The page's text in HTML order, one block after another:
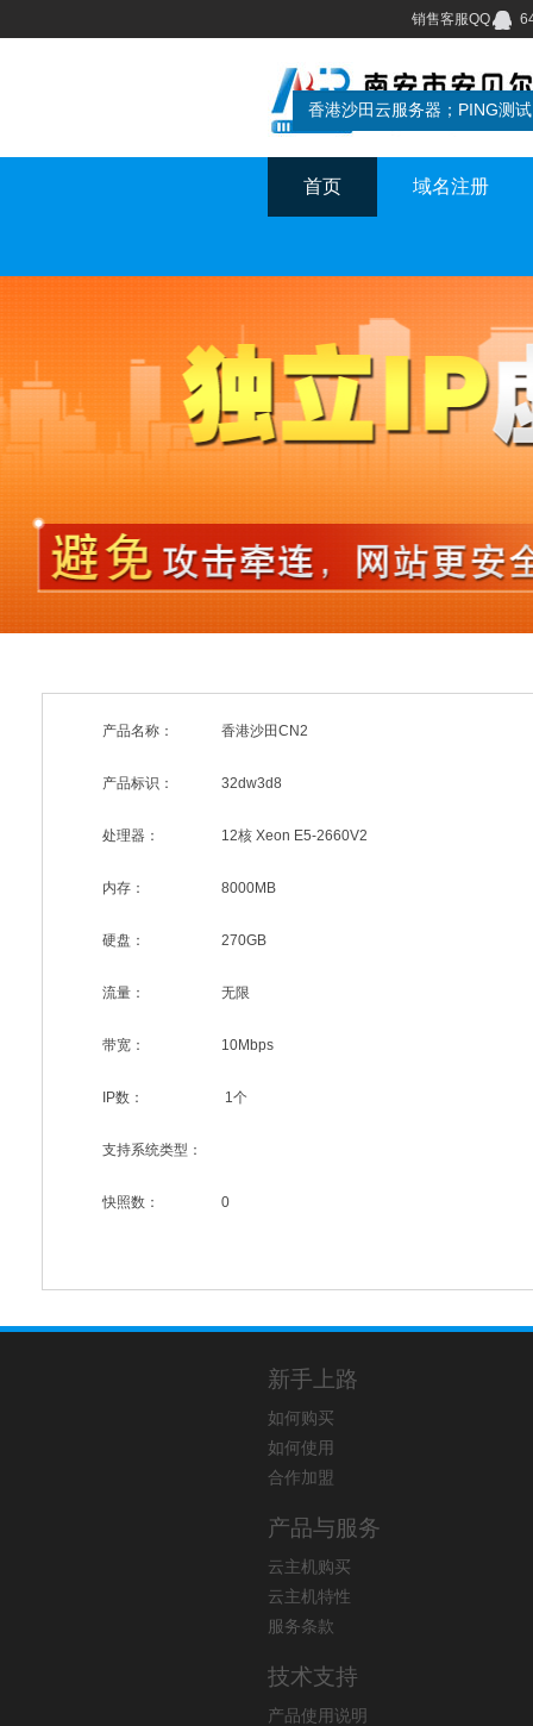
销售客服QQ
首页 域名注册
产品名称： 香港沙田CN2
产品标识： 32dw3d8
处理器： 12核 Xeon E5-2660V2
内存： 8000MB
硬盘： 270GB
流量： 无限
带宽： 10Mbps
IP数： 1个
支持系统类型：
快照数： 0
新手上路
如何购买
如何使用
合作加盟
产品与服务
云主机购买
云主机特性
服务条款
技术支持
产品使用说明